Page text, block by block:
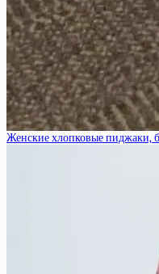
Женские хлопковые пиджаки,